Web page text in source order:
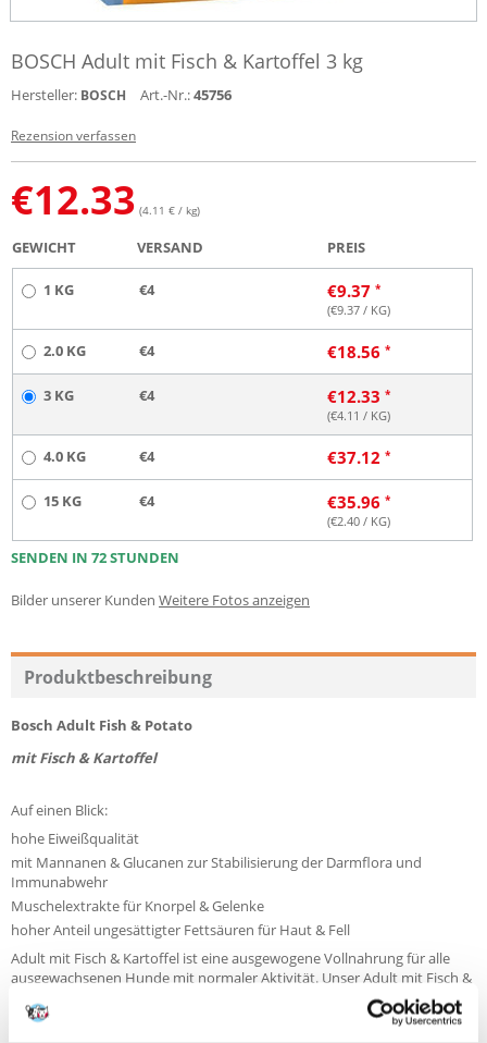
BOSCH Adult mit Fisch & Kartoffel 3 kg
Hersteller: BOSCH Art.-Nr.:45756
Rezension verfassen
€12.33 (4.11 € / kg)
GEWICHT VERSAND PREIS
1 KG €4 €9.37
(€9.37 / KG)
2.0 KG €4 €18.56
3 KG €4 €12.33
(€4.11 / KG)
4.0 KG €4 €37.12
15 KG €4 €35.96
(€2.40 / KG)
SENDEN IN 72 STUNDEN
Bilder unserer Kunden Weitere Fotos anzeigen
Produktbeschreibung
Bosch Adult Fish & Potato
mit Fisch & Kartoffel
Auf einen Blick:
hohe Eiweißqualität
mit Mannanen & Glucanen zur Stabilisierung der Darmflora und
Immunabwehr
Muschelextrakte für Knorpel & Gelenke
hoher Anteil ungesättigter Fettsäuren für Haut & Fell
Adult mit Fisch & Kartoffel ist eine ausgewogene Vollnahrung für alle
ausgewachsenen Hunde mit normaler Aktivität. Unser Adult mit Fisch &
Kartoffel enthält neben Geflügelfleisch als wichtigen Eiweißlieferanten
hochwertigen Fisch und wird unter der Verwendung von Kartoffelmehl